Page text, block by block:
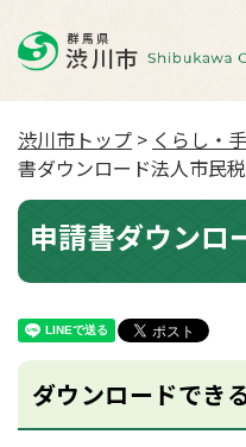
渋川市トップ > くらし・
書ダウンロード法人市民
申請書ダウンロ
ダウンロードでき